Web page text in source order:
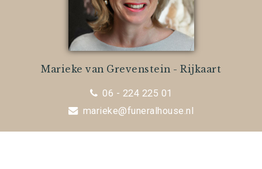
Marieke van Grevenstein - Rijkaart
06 - 224 225 01
marieke@funeralhouse.nl